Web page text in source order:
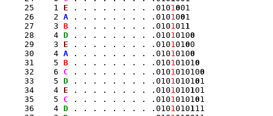
    25    1
E . . . . . . . . .0101 001
    26    2
A . . . . . . . . .0101 001
    27    3
B . . . . . . . . .0101 01 1
    28    4
D . . . . . . . . .0101 0100
    29    3
E . . . . . . . . .0101 01 00
    30    4
A . . . . . . . . .0101 0100
    31    5
B . . . . . . . . .0101 0101 0
    32    6
C . . . . . . . . .0101 010100
    33    5
D . . . . . . . . .0101 0101 01
    34    4
E . . . . . . . . .0101 010101
    35    5
C . . . . . . . . .0101 0101 01
    36    4
D . . . . . . . . .0101 0101 11